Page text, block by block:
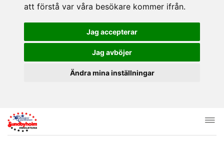
att förstå var våra besökare kommer ifrån.
Jag accepterar
Jag avböjer
Ändra mina inställningar